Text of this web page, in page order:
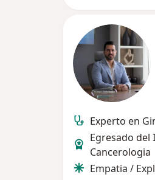
Experto en
Egresado del
Cancerologia
Empatia /